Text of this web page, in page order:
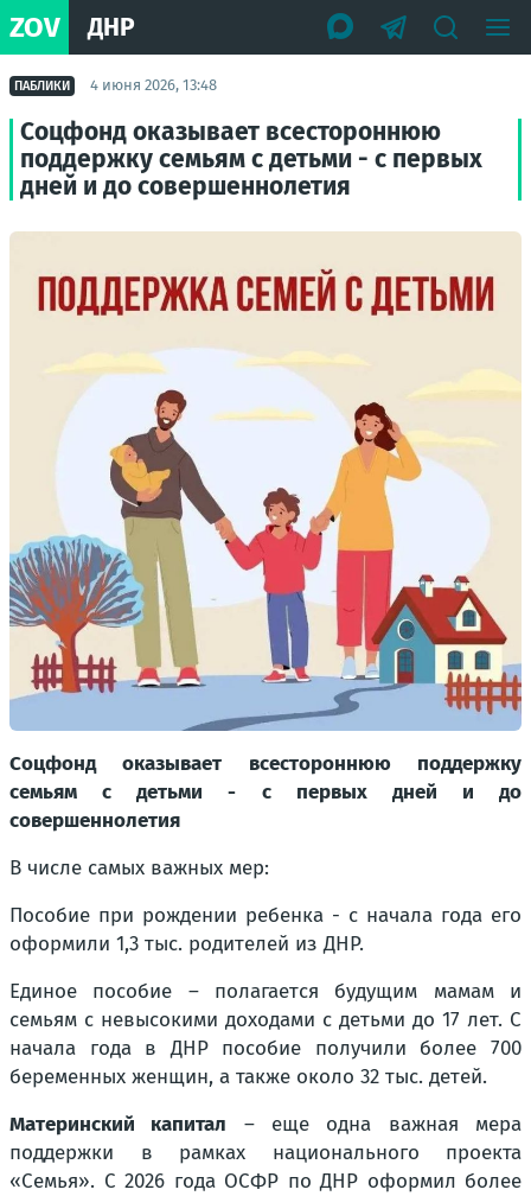
ZOV ДНР
ПАБЛИКИ 4 июня 2026, 13:48
Соцфонд оказывает всестороннюю
поддержку семьям с детьми - с первых
дней и до совершеннолетия
Соцфонд оказывает всестороннюю поддержку
семьям с детьми - с первых дней и до
совершеннолетия
В числе самых важных мер:
Пособие при рождении ребенка - с начала года его
оформили 1,3 тыс. родителей из ДНР.
Единое пособие – полагается будущим мамам и
семьям с невысокими доходами с детьми до 17 лет. С
начала года в ДНР пособие получили более 700
беременных женщин, а также около 32 тыс. детей.
Материнский капитал – еще одна важная мера
поддержки в рамках национального проекта
«Семья». С 2026 года ОСФР по ДНР оформил более